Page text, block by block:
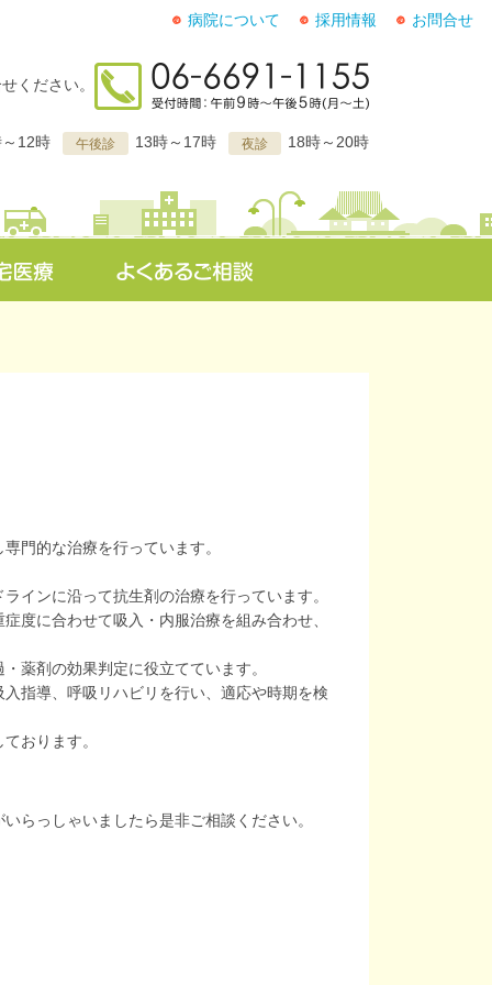
病院について 採用情報 お問合せ
ください。
12時 午後診 13時～17時 夜診 18時～20時
門的な治療を行っています。
インに沿って抗生剤の治療を行っています。
度に合わせて吸入・内服治療を組み合わせ、
薬剤の効果判定に役立てています。
指導、呼吸リハビリを行い、適応や時期を検
おります。
らっしゃいましたら是非ご相談ください。